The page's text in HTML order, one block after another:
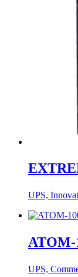
UPS,
ATOM-
UPS,